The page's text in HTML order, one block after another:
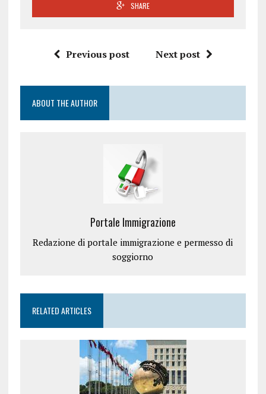
SHARE
Previous post Next post
ABOUT THE AUTHOR
Portale Immigrazione
Redazione di portale immigrazione e permesso di
soggiorno
RELATED ARTICLES